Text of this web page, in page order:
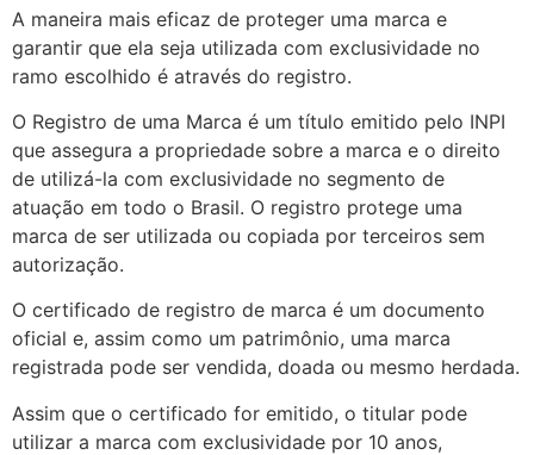
A maneira mais eficaz de proteger uma marca e
garantir que ela seja utilizada com exclusividade no
ramo escolhido é através do registro.
O Registro de uma Marca é um título emitido pelo INPI
que assegura a propriedade sobre a marca e o direito
de utilizá-la com exclusividade no segmento de
atuação em todo o Brasil. O registro protege uma
marca de ser utilizada ou copiada por terceiros sem
autorização.
O certificado de registro de marca é um documento
oficial e, assim como um patrimônio, uma marca
registrada pode ser vendida, doada ou mesmo herdada.
Assim que o certificado for emitido, o titular pode
utilizar a marca com exclusividade por 10 anos,